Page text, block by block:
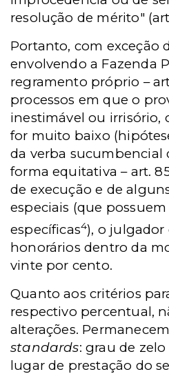
resolução de mérito"
Portanto, com exceção
envolvendo a Fazenda
regramento próprio – art.
processos em que o
inestimável ou irrisório,
for muito baixo
da verba sucumbencial
forma equitativa – art.
de execução e de
especiais (que
específicas4), o julgador
honorários dentro da
vinte por cento.
Quanto aos critérios
respectivo percentual,
alterações.
standards: grau de
lugar de prestação do